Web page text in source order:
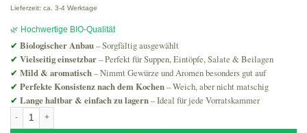
Lieferzeit: ca. 3-4 Werktage
🌿 Hochwertige BIO-Qualität
✔ Biologischer Anbau– Sorgfältig ausgewählt
✔ Vielseitig einsetzbar– Perfekt für Suppen, Eintöpfe, Salate & Beilagen
✔ Mild & aromatisch– Nimmt Gewürze und Aromen besonders gut auf
✔ Perfekte Konsistenz nach dem Kochen– Weich, aber nicht matschig
✔ Lange haltbar & einfach zu lagern– Ideal für jede Vorratskammer
BIO Weiße Bohnen 1000g | Milder Geschmack & Vielseitige Verwendung